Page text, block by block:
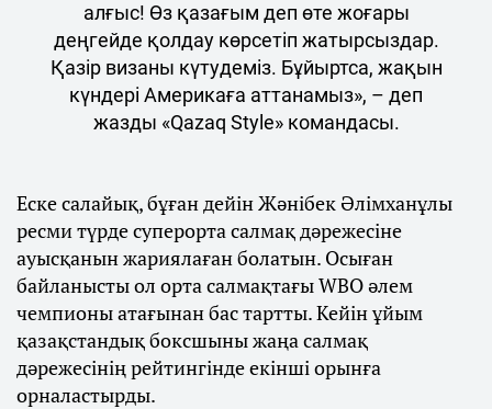
алғыс! Өз қазағым деп өте жоғары
деңгейде қолдау көрсетіп жатырсыздар.
Қазір визаны күтудеміз. Бұйыртса, жақын
күндері Америкаға аттанамыз», – деп
жазды «Qazaq Style» командасы.
Еске салайық, бұған дейін Жәнібек Әлімханұлы
ресми түрде суперорта салмақ дәрежесіне
ауысқанын жариялаған болатын. Осыған
байланысты ол орта салмақтағы WBO әлем
чемпионы атағынан бас тартты. Кейін ұйым
қазақстандық боксшыны жаңа салмақ
дәрежесінің рейтингінде екінші орынға
орналастырды.